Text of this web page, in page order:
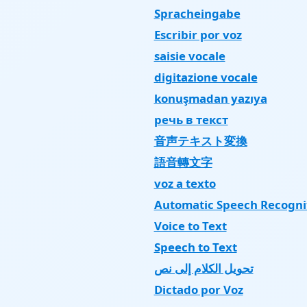
Spracheingabe
Escribir por voz
saisie vocale
digitazione vocale
konuşmadan yazıya
речь в текст
音声テキスト変換
語音轉文字
voz a texto
Automatic Speech
Voice to Text
Speech to Text
تحويل الكلام إلى نص
Dictado por Voz